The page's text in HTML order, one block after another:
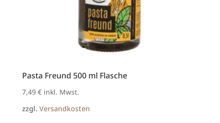
Pasta Freund 500 ml Flasche
7,49 € inkl. Mwst.
zzgl. Versandkosten